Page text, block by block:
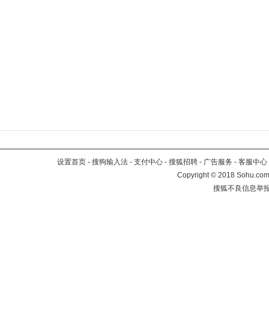
设置首页 - 搜狗输入法 - 支付中心 - 搜狐招聘 - 广告服务 - 客服中心
Copyright©2018
搜狐不良信息举